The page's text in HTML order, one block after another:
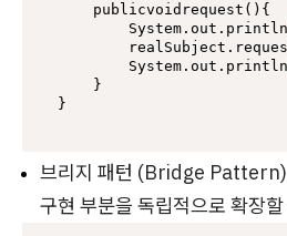
    publicvoidrequest(){
    }
브리지 패턴 (Bridge Pattern)
구현 부분을 독립적으로 확장